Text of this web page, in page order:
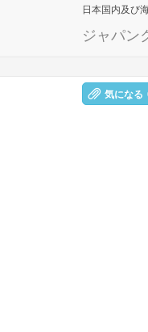
日本国内及び
ジャパン
気になる